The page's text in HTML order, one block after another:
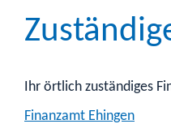
Ihr örtlich zuständiges
Finanzamt Ehingen